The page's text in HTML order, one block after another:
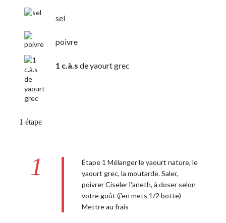
sel
poivre
1 c.à.s de yaourt grec
1 étape
1
Étape 1 Mélanger le yaourt nature, le
yaourt grec, la moutarde. Saler,
poivrer Ciseler l'aneth, à doser selon
votre goût (j'en mets 1/2 botte)
Mettre au frais